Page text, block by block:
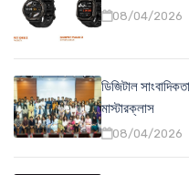
08/04/2026
ডিজিটাল
মাস্টারক্লাস
08/04/2026